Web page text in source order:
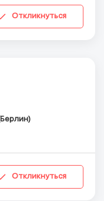
Откликнуться
Откликнуться